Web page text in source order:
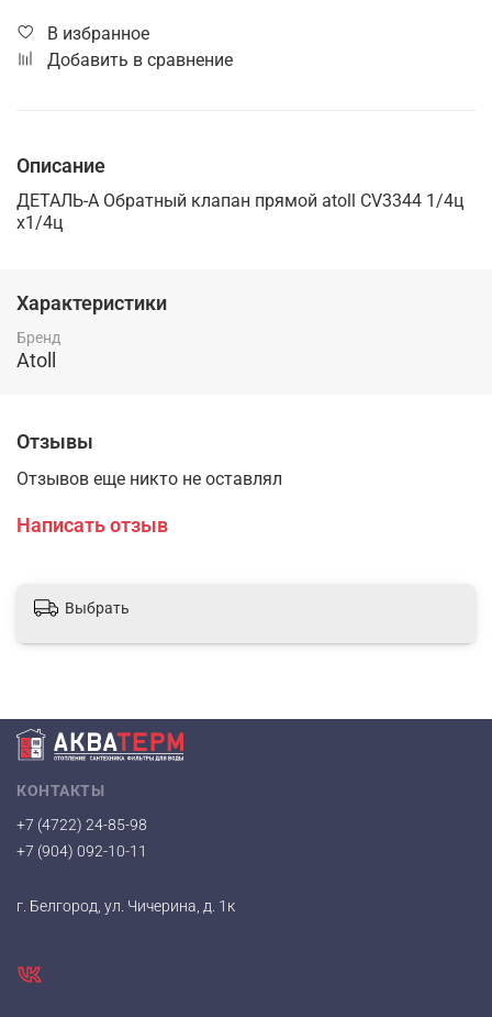
В избранное
Добавить в сравнение
Описание
ДЕТАЛЬ-А Обратный клапан прямой atoll CV3344 1/4ц
x1/4ц
Характеристики
Бренд
Atoll
Отзывы
Отзывов еще никто не оставлял
Написать отзыв
Выбрать
КОНТАКТЫ
+7 (4722) 24-85-98
+7 (904) 092-10-11
г. Белгород, ул. Чичерина, д. 1к